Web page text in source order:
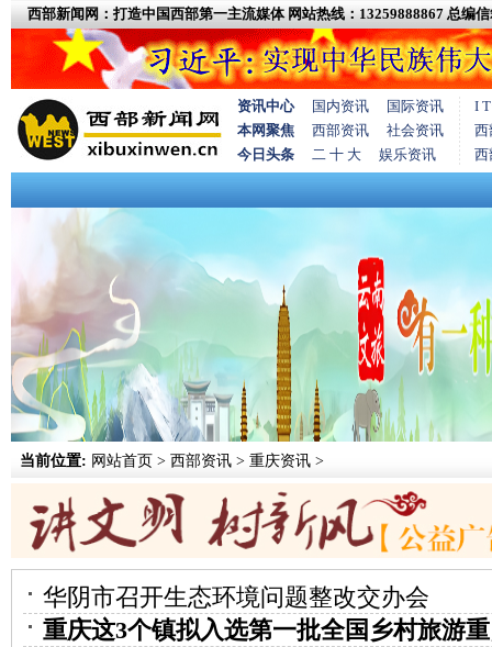
西部新闻网：打造中国西部第一主流媒体 网站热线：13259888867 总编信
资讯中心 国内资讯
国际资讯
本网聚焦
西部资讯
社会资讯
今日头条
二 十 大 娱乐资讯
I
西
西
当前位置: 网站首页 > 西部资讯 > 重庆资讯 >
华阴市召开生态环境问题整改交办会
重庆这3个镇拟入选第一批全国乡村旅游